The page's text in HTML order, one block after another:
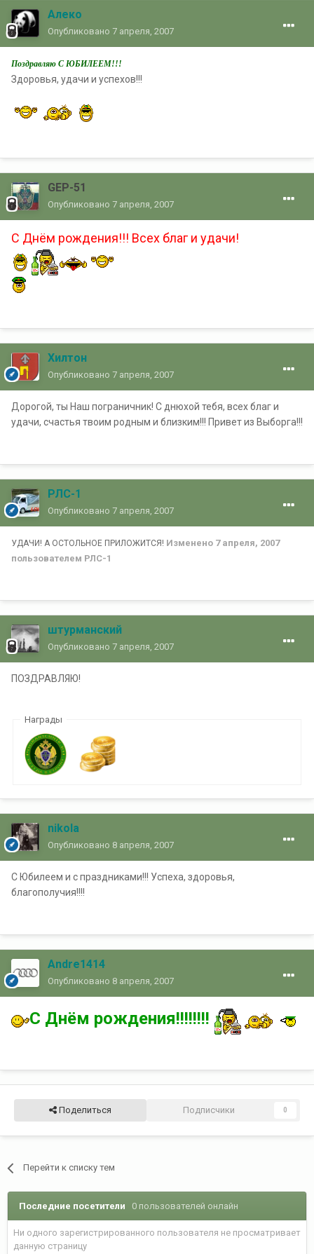
Алеко
Опубликовано 7 апреля, 2007
Поздравляю С ЮБИЛЕЕМ!!!
Здоровья, удачи и успехов!!!
GEP-51
Опубликовано 7 апреля, 2007
С Днём рождения!!! Всех благ и удачи!
Хилтон
Опубликовано 7 апреля, 2007
Дорогой, ты Наш пограничник! С днюхой тебя, всех благ и
удачи, счастья твоим родным и близким!!! Привет из Выборга!!!
РЛС-1
Опубликовано 7 апреля, 2007
УДАЧИ! А ОСТОЛЬНОЕ ПРИЛОЖИТСЯ! Изменено 7 апреля, 2007
пользователем РЛС-1
штурманский
Опубликовано 7 апреля, 2007
ПОЗДРАВЛЯЮ!
Награды
nikola
Опубликовано 8 апреля, 2007
С Юбилеем и с праздниками!!! Успеха, здоровья,
благополучия!!!!
Andre1414
Опубликовано 8 апреля, 2007
С Днём рождения!!!!!!!!
Поделиться Подписчики 0
Перейти к списку тем
Последние посетители 0 пользователей онлайн
Ни одного зарегистрированного пользователя не просматривает
данную страницу